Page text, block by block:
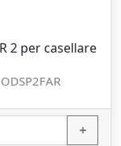
2 per casellare
+